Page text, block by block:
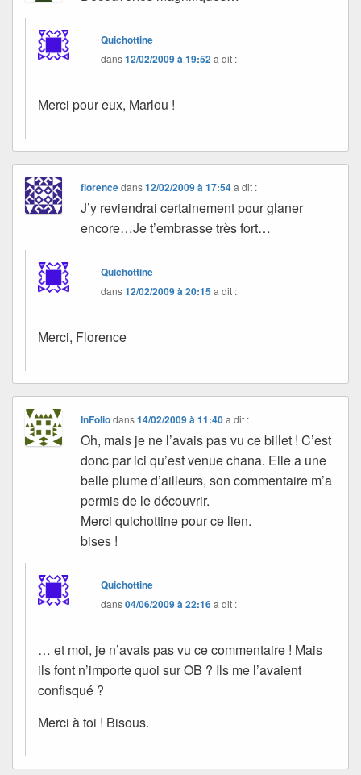
Quichottine
dans12/02/2009 à 19:52a dit :
Merci pour eux, Marlou !
florencedans12/02/2009 à 17:54 a dit :
J’y reviendrai certainement pour glaner
encore…Je t’embrasse très fort…
Quichottine
dans12/02/2009 à 20:15a dit :
Merci, Florence
InFoliodans14/02/2009 à 11:40 a dit :
Oh, mais je ne l’avais pas vu ce billet ! C’est
donc par ici qu’est venue chana. Elle a une
belle plume d’ailleurs, son commentaire m’a
permis de le découvrir.
Merci quichottine pour ce lien.
bises !
Quichottine
dans04/06/2009 à 22:16a dit :
… et moi, je n’avais pas vu ce commentaire ! Mais
ils font n’importe quoi sur OB ? Ils me l’avaient
confisqué ?
Merci à toi ! Bisous.